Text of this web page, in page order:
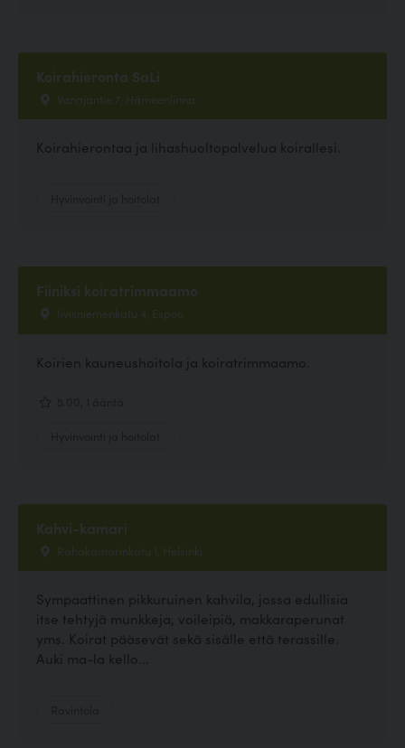
Koirahieronta SaLi
Vanajantie 7, Hämeenlinna
Koirahierontaa ja lihashuoltopalvelua koirallesi.
Fiiniksi koiratrimmaamo
Iivisniemenkatu 4, Espoo
Koirien kauneushoitola ja koiratrimmaamo.
Kahvi-kamari
Rahakamarinkatu 1, Helsinki
Sympaattinen pikkuruinen kahvila, jossa edullisia
itse tehtyjä munkkeja, voileipiä, makkaraperunat
yms. Koirat pääsevät sekä sisälle että terassille.
Auki ma-la kello...